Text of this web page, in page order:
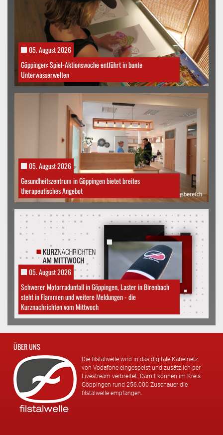
05. August 2026
Göppingen: Spiel-Aktionswoche entführt in bunte
Unterwasserwelten
05. August 2026
Gesundheitszentrum in Göppingen bietet breites
therapeutisches Angebot
05. August 2026
Schwerer Motorradunfall in Göppingen, Laster in Birenbach
steht in Flammen und weitere Meldungen - die
Kurznachrichten vom Mittwoch
ÜBER UNS
Die filstalwelle wird in das digitale Kabelnetz
von Vodafone eingespeist und zusätzlich per
Livestream verbreitet. Damit können im Kreis
Göppingen rund 256.000 Zuschauer die
filstalwelle empfangen.